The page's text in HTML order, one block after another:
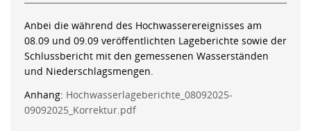
Anbei die während des Hochwasserereignisses am
08.09 und 09.09 veröffentlichten Lageberichte sowie der
Schlussbericht mit den gemessenen Wasserständen
und Niederschlagsmengen.
Anhang: Hochwasserlageberichte_08092025-
09092025_Korrektur.pdf